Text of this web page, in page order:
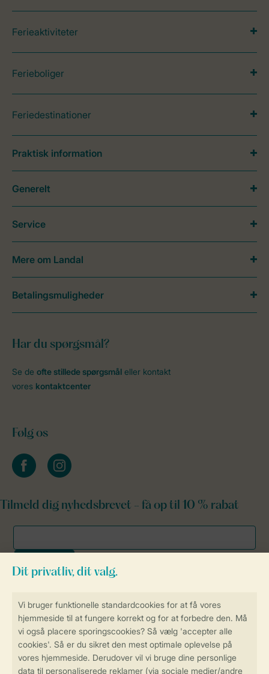
Sikker og hurtig online booking
Sikker datahåndtering
Ferieaktiviteter
Ferieboliger
Feriedestinationer
Har du spørgsmål?
Se de ofte stillede spørgsmål eller kontakt
vores kontaktcenter
Følg os
facebookinstagram
Tilmeld dig nyhedsbrevet - få op til 10 % rabat
Praktisk information
Generelt
Service
Mere om Landal
Betalingsmuligheder